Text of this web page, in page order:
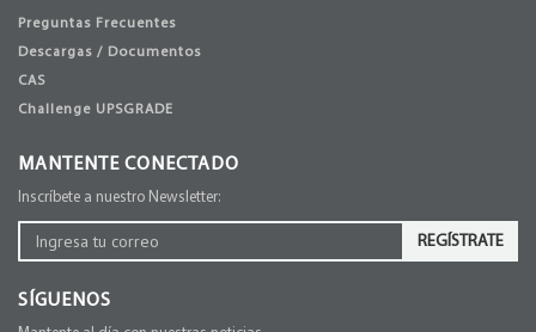
Preguntas Frecuentes
Descargas / Documentos
CAS
Challenge UPSGRADE
MANTENTE CONECTADO
Inscríbete a nuestro Newsletter:
REGÍSTRATE
SÍGUENOS